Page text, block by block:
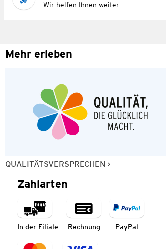
Wir helfen Ihnen weiter
Mehr erleben
QUALITÄTSVERSPRECHEN
Zahlarten
In der Filiale Rechnung PayPal